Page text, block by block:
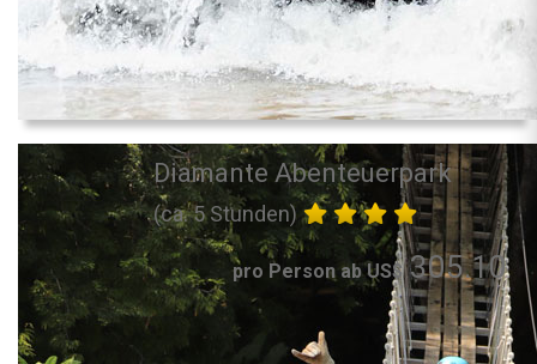
Diamante Abenteuerpark
(ca. 5 Stunden)
pro Person ab US$305.10